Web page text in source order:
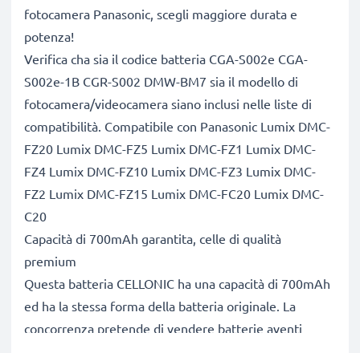
fotocamera Panasonic, scegli maggiore durata e
potenza!
Verifica cha sia il codice batteria CGA-S002e CGA-
S002e-1B CGR-S002 DMW-BM7 sia il modello di
fotocamera/videocamera siano inclusi nelle liste di
compatibilità. Compatibile con Panasonic Lumix DMC-
FZ20 Lumix DMC-FZ5 Lumix DMC-FZ1 Lumix DMC-
FZ4 Lumix DMC-FZ10 Lumix DMC-FZ3 Lumix DMC-
FZ2 Lumix DMC-FZ15 Lumix DMC-FC20 Lumix DMC-
C20
Capacità di 700mAh garantita, celle di qualità
premium
Questa batteria CELLONIC ha una capacità di 700mAh
ed ha la stessa forma della batteria originale. La
concorrenza pretende di vendere batterie aventi